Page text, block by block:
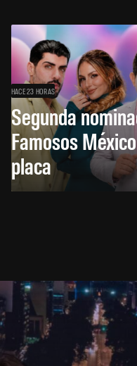
HACE 23 HORAS
Segunda
Famosos
placa